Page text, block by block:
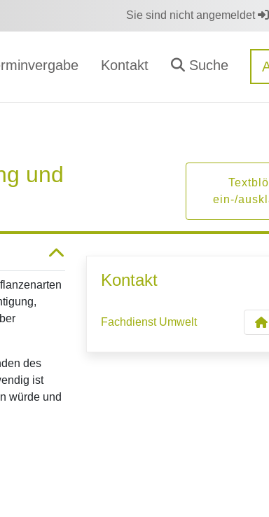
Sie sind nicht angemeldet
Kontakt Suche
und
ein-/
des
ist
würde und
Kontakt
Fachdienst Umwelt